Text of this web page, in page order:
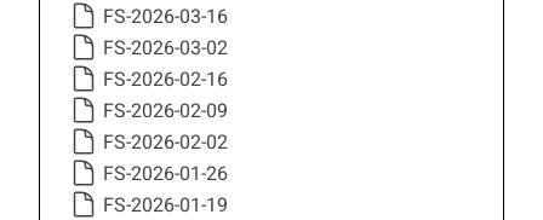
FS-2026-03-16
FS-2026-03-02
FS-2026-02-16
FS-2026-02-09
FS-2026-02-02
FS-2026-01-26
FS-2026-01-19